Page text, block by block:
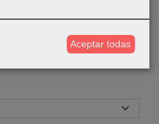
Aceptar todas